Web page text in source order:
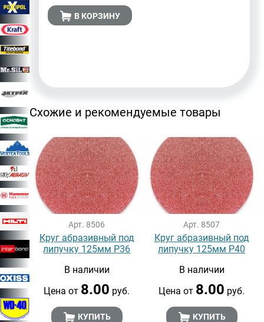
В КОРЗИНУ
Схожие и рекомендуемые товары
Арт. 8506
Круг абразивный под
липучку 125мм Р36
В наличии
Цена от 8.00 руб.
КУПИТЬ
Арт. 8507
Круг абразивный под
липучку 125мм Р40
В наличии
Цена от 8.00 руб.
КУПИТЬ